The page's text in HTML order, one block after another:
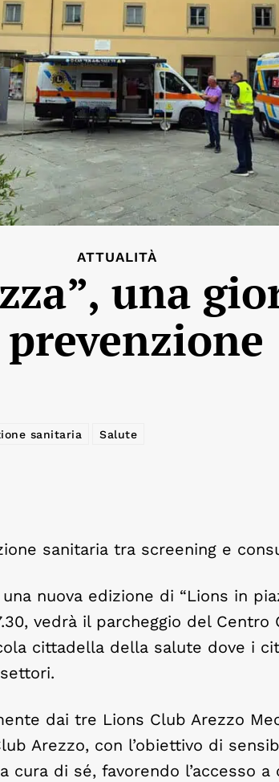
ATTUALITÀ
una
sanitaria Salute
sanitaria tra screening e
nuova edizione di “Lions in
vedrà il parcheggio del
cittadella della salute dove i
dai tre Lions Club Arezzo
Arezzo, con l’obiettivo di
cura di sé, favorendo l’accesso